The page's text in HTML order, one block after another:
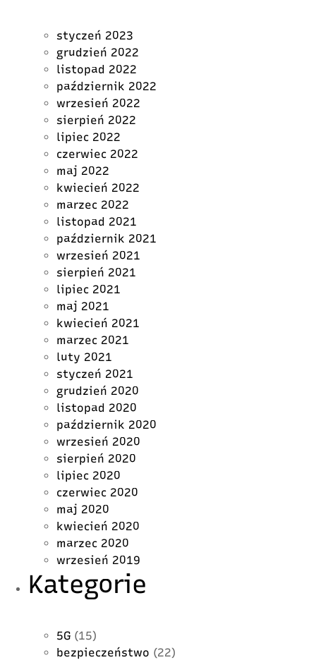
styczeń 2023
grudzień 2022
listopad 2022
październik 2022
wrzesień 2022
sierpień 2022
lipiec 2022
czerwiec 2022
maj 2022
kwiecień 2022
marzec 2022
listopad 2021
październik 2021
wrzesień 2021
sierpień 2021
lipiec 2021
maj 2021
kwiecień 2021
marzec 2021
luty 2021
styczeń 2021
grudzień 2020
listopad 2020
październik 2020
wrzesień 2020
sierpień 2020
lipiec 2020
czerwiec 2020
maj 2020
kwiecień 2020
marzec 2020
wrzesień 2019
Kategorie
5G (15)
bezpieczeństwo (22)